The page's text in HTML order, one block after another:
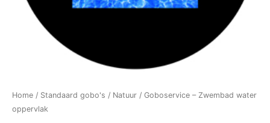
Home / Standaard gobo's / Natuur / Goboservice – Zwembad water
oppervlak